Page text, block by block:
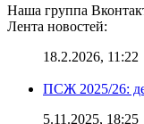
Наша группа
Лента новостей:
18.2.2026, 11:22
ПСЖ 2025/26:
5.11.2025, 18:25